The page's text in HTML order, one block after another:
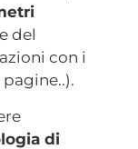
del
con i
di